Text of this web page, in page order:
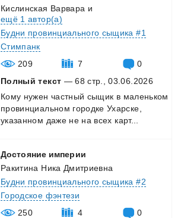
Кислинская Варвара и
ещё 1 автор(а)
Будни провинциального сыщика #1
Стимпанк
209
7
0
Полный текст — 68 стр., 03.06.2026
Кому нужен частный сыщик в маленьком
провинциальном городке Ухарске,
указанном даже не на всех карт...
Достояние империи
Ракитина Ника Дмитриевна
Будни провинциального сыщика #2
Городское фэнтези
250
4
0